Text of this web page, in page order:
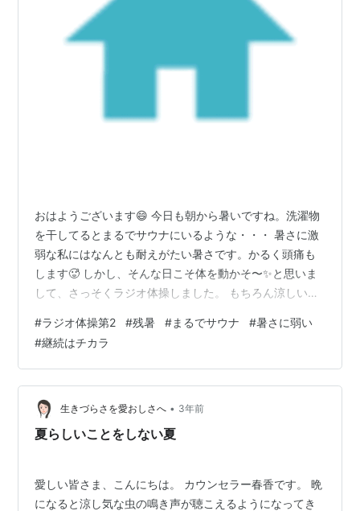
おはようございます😄 今日も朝から暑いですね。洗濯物
を干してるとまるでサウナにいるような・・・ 暑さに激
弱な私にはなんとも耐えがたい暑さです。かるく頭痛も
します🥵 しかし、そんな日こそ体を動かそ〜✨と思いま
して、さっそくラジオ体操しました。 もちろん涼しいお
もかねて第2をやってみたんです。 人生で初めてとゆう
くらいやったことない！ ラジオ体操第2！ え？え？動き
がキビキビしてる！展開が読めない！・・・ふぅ〜 とり
あえず続けて２回やったんですが、首から汗ながれてま
した(笑) む、むずかしい〜😵‍💫 まあ、慣れればね、スムー
ズに動けるもんね。 第…
#ラジオ体操第2 #残暑 #まるでサウナ #暑さに弱い
#継続はチカラ
生きづらさを愛おしさへ • 3年前
夏らしいことをしない夏
愛しい皆さま、こんにちは。 カウンセラー春香です。 晩
になると涼し気な虫の鳴き声が聴こえるようになってき